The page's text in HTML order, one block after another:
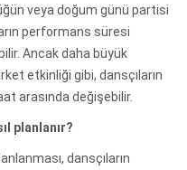
veya doğum günü partisi
performans süresi
Ancak daha büyük
etkinliği gibi, dansçıların
arasında değişebilir.
planlanır?
dansçıların